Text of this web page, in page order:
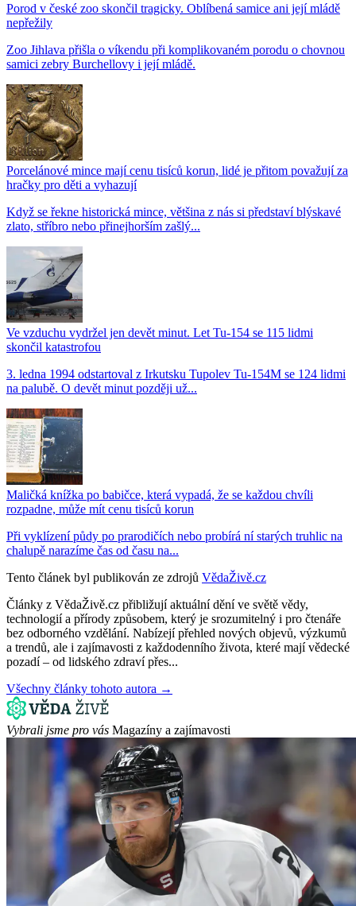
Porod v české zoo skončil tragicky. Oblíbená samice ani její mládě
nepřežily
Zoo Jihlava přišla o víkendu při komplikovaném porodu o chovnou
samici zebry Burchellovy i její mládě.
Porcelánové mince mají cenu tisíců korun, lidé je přitom považují za
hračky pro děti a vyhazují
Když se řekne historická mince, většina z nás si představí blýskavé
zlato, stříbro nebo přinejhorším zašlý...
Ve vzduchu vydržel jen devět minut. Let Tu-154 se 115 lidmi
skončil katastrofou
3. ledna 1994 odstartoval z Irkutsku Tupolev Tu-154M se 124 lidmi
na palubě. O devět minut později už...
Maličká knížka po babičce, která vypadá, že se každou chvíli
rozpadne, může mít cenu tisíců korun
Při vyklízení půdy po prarodičích nebo probírá ní starých truhlic na
chalupě narazíme čas od času na...
Tento článek byl publikován ze zdrojů VědaŽivě.cz
Články z VědaŽivě.cz přibližují aktuální dění ve světě vědy,
technologií a přírody způsobem, který je srozumitelný i pro čtenáře
bez odborného vzdělání. Nabízejí přehled nových objevů, výzkumů
a trendů, ale i zajímavosti z každodenního života, které mají vědecké
pozadí – od lidského zdraví přes...
Všechny články tohoto autora →
Vybrali jsme pro vás Magazíny a zajímavosti